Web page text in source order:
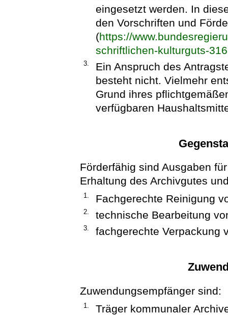
eingesetzt werden. In
den Vorschriften und
(https://
schriftlichen-kulturguts-
3.
Ein Anspruch des
besteht nicht. Vielmehr
Grund ihres
verfügbaren
Förderfähig sind Ausgaben
Erhaltung des Archivgutes
1. Fachgerechte Reinigung
2. technische Bearbeitung
3. fachgerechte Verpackung
Zuwendungsempfänger sind:
1.
Träger kommunaler